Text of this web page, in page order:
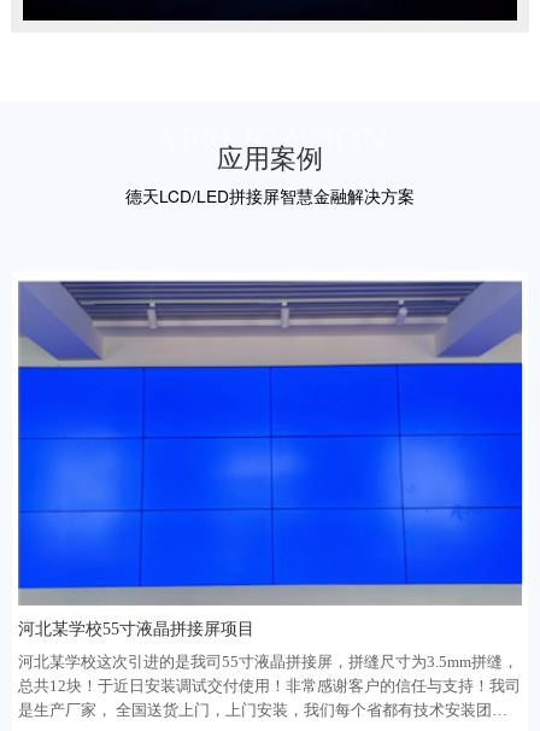
APPLICATION
应用案例
德天LCD/LED拼接屏智慧金融解决方案
河北某学校55寸液晶拼接屏项目
河北某学校这次引进的是我司55寸液晶拼接屏，拼缝尺寸为3.5mm拼缝，
总共12块！于近日安装调试交付使用！非常感谢客户的信任与支持！我司
是生产厂家， 全国送货上门，上门安装，我们每个省都有技术安装团